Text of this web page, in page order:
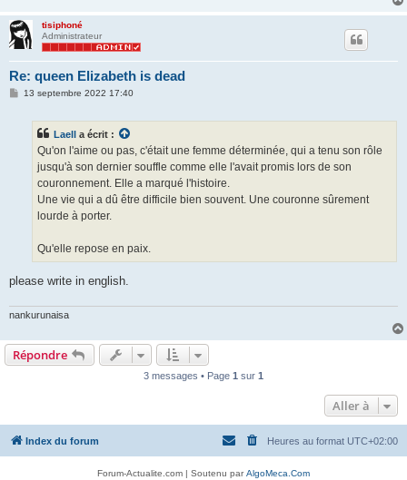
tisiphoné
Administrateur
Re: queen Elizabeth is dead
M
13 septembre 2022 17:40
Laell a écrit :
Qu'on l'aime ou pas, c'était une femme déterminée, qui a tenu son rôle
jusqu'à son dernier souffle comme elle l'avait promis lors de son
couronnement. Elle a marqué l'histoire.
Une vie qui a dû être difficile bien souvent. Une couronne sûrement
lourde à porter.
Qu'elle repose en paix.
please write in english.
nankurunaisa
Répondre
3 messages • Page 1 sur 1
Aller à
Index du forum Heures au format UTC+02:00
Forum-Actualite.com | Soutenu parAlgoMeca.Com